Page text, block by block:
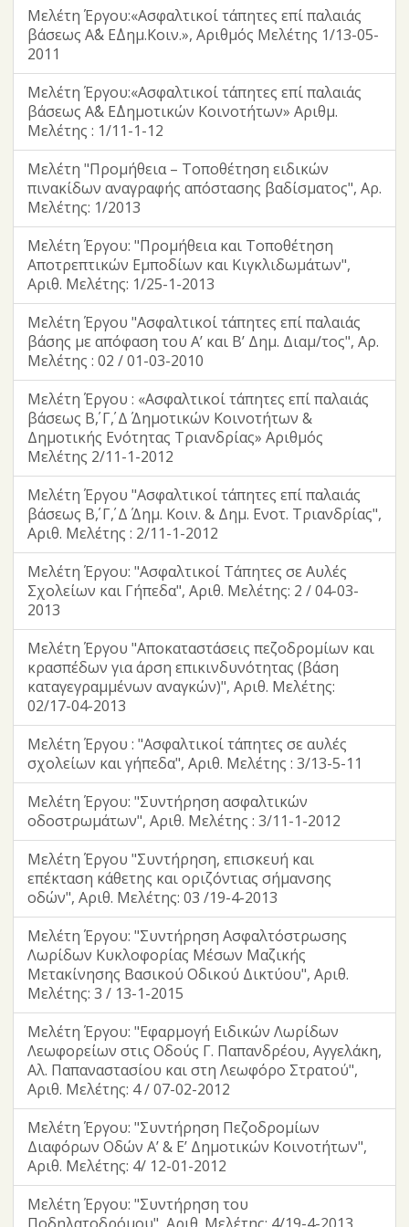
äÅäëÆ ëÇê ÇîÇëÇ âêëÆôÄô åèäëÆÉ ÅÄèåæ/
Æ£«ñáíπ Å£¿áÜ¿ÿ¡π.doc
äÅäëÆ ëÇê ÇîÇëÇ âêëÆôÄô åèäëÆÉ ÅÄèåæ/
äÅäëÆ ëÇê ÇîÇëÇ âêëÆôÄô åèäëÆÉ ÅÄèåæ/öÇô-
æÇô.doc
Μελέτη Έργου:«Ασφαλτικοί τάπητες επί παλαιάς
βάσεως Α΄& Ε΄Δημ.Κοιν.», Αριθμός Μελέτης 1/13-05-
2011
Μελέτη Έργου:«Ασφαλτικοί τάπητες επί παλαιάς
βάσεως Α΄& Ε΄Δημοτικών Κοινοτήτων» Αριθμ.
Μελέτης : 1/11-1-12
Μελέτη "Προμήθεια – Τοποθέτηση ειδικών
πινακίδων αναγραφής απόστασης βαδίσματος", Αρ.
Μελέτης: 1/2013
Μελέτη Έργου: "Προμήθεια και Τοποθέτηση
Αποτρεπτικών Εμποδίων και Κιγκλιδωμάτων",
Αριθ. Μελέτης: 1/25-1-2013
Μελέτη Έργου "Ασφαλτικοί τάπητες επί παλαιάς
βάσης με απόφαση του Α’ και Β’ Δημ. Διαμ/τος", Αρ.
Μελέτης : 02 / 01-03-2010
Μελέτη Έργου : «Ασφαλτικοί τάπητες επί παλαιάς
βάσεως Β΄, Γ΄, Δ΄ Δημοτικών Κοινοτήτων &
Δημοτικής Ενότητας Τριανδρίας» Αριθμός
Μελέτης 2/11-1-2012
Μελέτη Έργου "Ασφαλτικοί τάπητες επί παλαιάς
βάσεως Β΄, Γ΄, Δ΄ Δημ. Κοιν. & Δημ. Ενοτ. Τριανδρίας",
Αριθ. Μελέτης : 2/11-1-2012
Μελέτη Έργου: "Ασφαλτικοί Τάπητες σε Αυλές
Σχολείων και Γήπεδα", Αριθ. Μελέτης: 2 / 04-03-
2013
Μελέτη Έργου "Αποκαταστάσεις πεζοδρομίων και
κρασπέδων για άρση επικινδυνότητας (βάση
καταγεγραμμένων αναγκών)", Αριθ. Μελέτης:
02/17-04-2013
Μελέτη Έργου : "Ασφαλτικοί τάπητες σε αυλές
σχολείων και γήπεδα", Αριθ. Μελέτης : 3/13-5-11
Μελέτη Έργου: "Συντήρηση ασφαλτικών
οδοστρωμάτων", Αριθ. Μελέτης : 3/11-1-2012
Μελέτη Έργου "Συντήρηση, επισκευή και
επέκταση κάθετης και οριζόντιας σήμανσης
οδών", Αριθ. Μελέτης: 03 /19-4-2013
Μελέτη Έργου: "Συντήρηση Ασφαλτόστρωσης
Λωρίδων Κυκλοφορίας Μέσων Μαζικής
Μετακίνησης Βασικού Οδικού Δικτύου", Αριθ.
Μελέτης: 3 / 13-1-2015
Μελέτη Έργου: "Εφαρμογή Ειδικών Λωρίδων
Λεωφορείων στις Οδούς Γ. Παπανδρέου, Αγγελάκη,
Αλ. Παπαναστασίου και στη Λεωφόρο Στρατού",
Αριθ. Μελέτης: 4 / 07-02-2012
Μελέτη Έργου: "Συντήρηση Πεζοδρομίων
Διαφόρων Οδών Α’ & Ε’ Δημοτικών Κοινοτήτων",
Αριθ. Μελέτης: 4/ 12-01-2012
Μελέτη Έργου: "Συντήρηση του